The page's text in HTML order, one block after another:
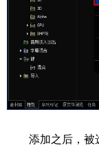
添加之后，被